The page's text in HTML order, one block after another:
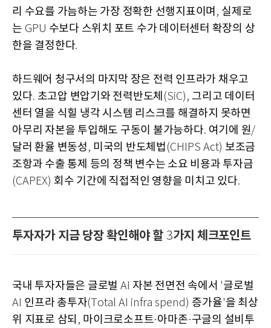
리 수요를 가늠하는 가장 정확한 선행지표이며 , 실제로
는 GPU 수보다 스위치 포트 수가 데이터센터 확장의 상
한을 결정한다.
하드웨어 청구서의 마지막 장은 전력 인프라가 채우고
있다. 초고압 변압기와 전력반도체 (SiC), 그리고 데이터
센터 열을 식힐 냉각 시스템 리스크를 해결하지 못하면
아무리 자본을 투입해도 구동이 불가능하다. 여기에 원/
달러 환율 변동성, 미국의 반도체법 (CHIPS Act) 보조금
조항과 수출 통제 등의 정책 변수는 소요 비용과 투자금
(CAPEX) 회수 기간에 직접적인 영향을 미치고 있다.
투자자가 지금 당장 확인해야 할 3가지 체크포인트
국내 투자자들은 글로벌 AI 자본 전면전 속에서 '글로벌
AI 인프라 총투자(Total AI infra spend) 증가율'을 최상
위 지표로 삼되 , 마이크로소프트·아마존·구글의 설비투